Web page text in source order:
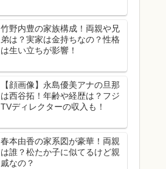
竹野内豊の家族構成！両親や兄
弟は？実家は金持ちなの？性格
は生い立ちが影響！
【顔画像】永島優美アナの旦那
は西谷拓！年齢や経歴は？フジ
TVディレクターの収入も！
春本由香の家系図が豪華！両親
は誰？松たか子に似てるけど親
戚なの？